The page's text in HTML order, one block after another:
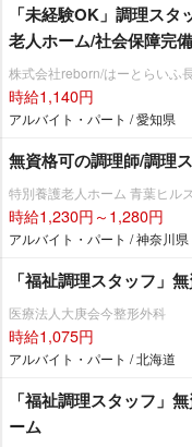
「未経験OK」調理ス
老人ホーム/社会保障完備
株式会社reborn/はーとらいふ
時給1,140円
アルバイト・パート / 愛知県
無資格可の調理師/調理
特別養護老人ホーム 青葉ヒル
時給1,230円～1,280円
アルバイト・パート / 神奈川県
「福祉調理スタッフ」
医療法人大庚会今整形外科
時給1,075円
アルバイト・パート / 北海道
「福祉調理スタッフ」
ーム